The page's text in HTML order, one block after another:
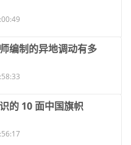
编制的异地调动有多
的 10 面中国旗帜